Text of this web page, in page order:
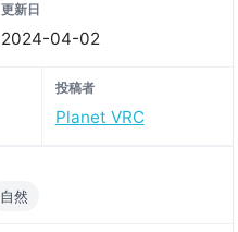
更新日
2024-04-02
投稿者
Planet VRC
自然